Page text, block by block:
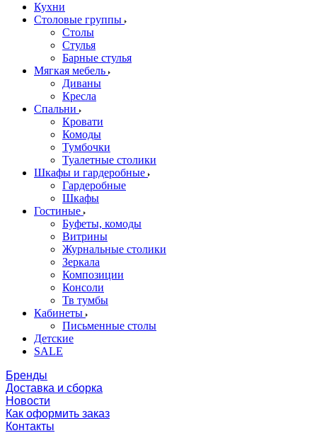
Кухни
Столовые группы
Столы
Стулья
Барные стулья
Мягкая мебель
Диваны
Кресла
Спальни
Кровати
Комоды
Тумбочки
Туалетные столики
Шкафы и гардеробные
Гардеробные
Шкафы
Гостиные
Буфеты, комоды
Витрины
Журнальные столики
Зеркала
Композиции
Консоли
Тв тумбы
Кабинеты
Письменные столы
Детские
SALE
Бренды
Доставка и сборка
Новости
Как оформить заказ
Контакты